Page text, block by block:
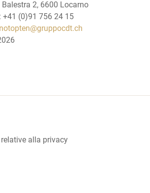
Balestra 2, 6600 Locarno
+41 (0)91 756 24 15
alla privacy